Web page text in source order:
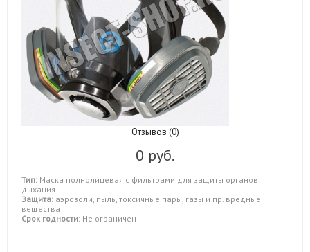
Отзывов (0)
0 руб.
Тип: Маска полнолицевая с фильтрами для защиты органов
дыхания
Защита: аэрозоли, пыль, токсичные пары, газы и пр. вредные
вещества
Срок годности: Не ограничен